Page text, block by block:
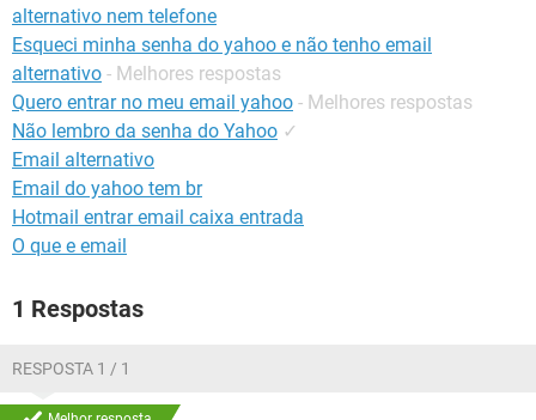
alternativo nem telefone
Esqueci minha senha do yahoo e não tenho email
alternativo - Melhores respostas
Quero entrar no meu email yahoo - Melhores respostas
Não lembro da senha do Yahoo ✓
Email alternativo
Email do yahoo tem br
Hotmail entrar email caixa entrada
O que e email
1 Respostas
RESPOSTA 1 / 1